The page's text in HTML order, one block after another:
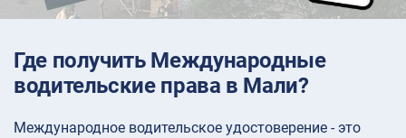
Где получить Международные
водительские права в Мали?
Международное водительское удостоверение - это